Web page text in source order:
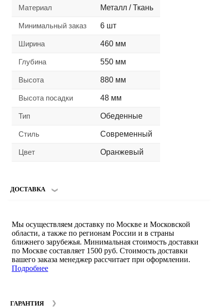
Материал Металл / Ткань
Минимальный заказ 6 шт
Ширина 460 мм
Глубина 550 мм
Высота 880 мм
Высота посадки 48 мм
Тип Обеденные
Стиль Современный
Цвет Оранжевый
ДОСТАВКА
Мы осуществляем доставку по Москве и Московской
области, а также по регионам России и в страны
ближнего зарубежья. Минимальная стоимость доставки
по Москве составляет 1500 руб. Стоимость доставки
вашего заказа менеджер рассчитает при оформлении.
Подробнее
ГАРАНТИЯ